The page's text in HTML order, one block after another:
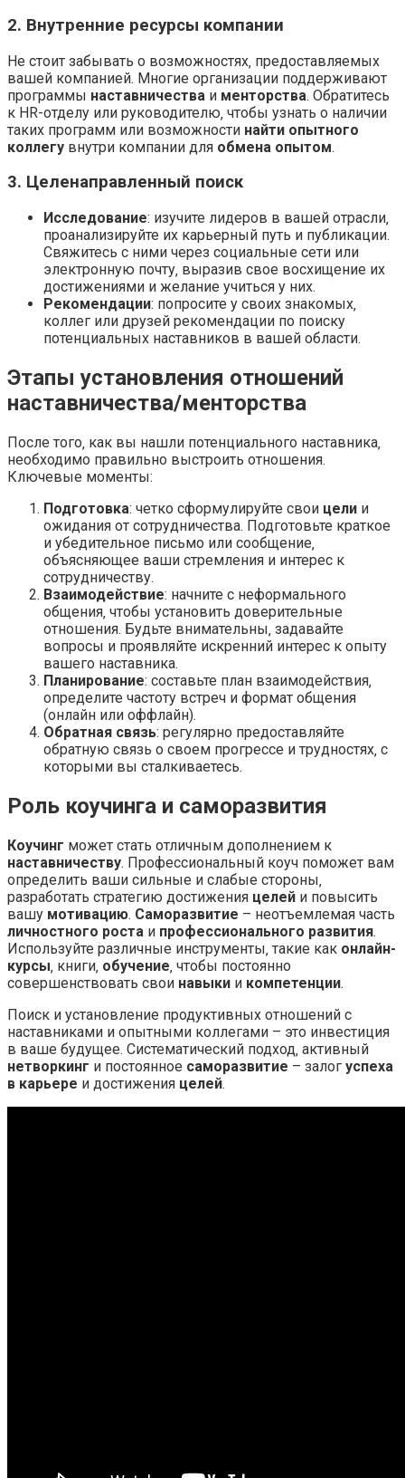
2. Внутренние ресурсы компании
Не стоит забывать о возможностях‚ предоставляемых
вашей компанией. Многие организации поддерживают
программы наставничества и менторства. Обратитесь
к HR-отделу или руководителю‚ чтобы узнать о наличии
таких программ или возможности найти опытного
коллегу внутри компании для обмена опытом.
3. Целенаправленный поиск
Исследование: изучите лидеров в вашей отрасли‚
проанализируйте их карьерный путь и публикации.
Свяжитесь с ними через социальные сети или
электронную почту‚ выразив свое восхищение их
достижениями и желание учиться у них.
Рекомендации: попросите у своих знакомых‚
коллег или друзей рекомендации по поиску
потенциальных наставников в вашей области.
Этапы установления отношений
наставничества/менторства
После того‚ как вы нашли потенциального наставника‚
необходимо правильно выстроить отношения.
Ключевые моменты:
Подготовка: четко сформулируйте свои цели и
ожидания от сотрудничества. Подготовьте краткое
и убедительное письмо или сообщение‚
объясняющее ваши стремления и интерес к
сотрудничеству.
Взаимодействие: начните с неформального
общения‚ чтобы установить доверительные
отношения. Будьте внимательны‚ задавайте
вопросы и проявляйте искренний интерес к опыту
вашего наставника.
Планирование: составьте план взаимодействия‚
определите частоту встреч и формат общения
(онлайн или оффлайн).
Обратная связь: регулярно предоставляйте
обратную связь о своем прогрессе и трудностях‚ с
которыми вы сталкиваетесь.
Роль коучинга и саморазвития
Коучинг может стать отличным дополнением к
наставничеству. Профессиональный коуч поможет вам
определить ваши сильные и слабые стороны‚
разработать стратегию достижения целей и повысить
вашу мотивацию. Саморазвитие – неотъемлемая часть
личностного роста и профессионального развития.
Используйте различные инструменты‚ такие как онлайн-
курсы ‚ книги‚ обучение ‚ чтобы постоянно
совершенствовать свои навыки и компетенции.
Поиск и установление продуктивных отношений с
наставниками и опытными коллегами – это инвестиция
в ваше будущее. Систематический подход‚ активный
нетворкинг и постоянное саморазвитие – залог успеха
в карьере и достижения целей.